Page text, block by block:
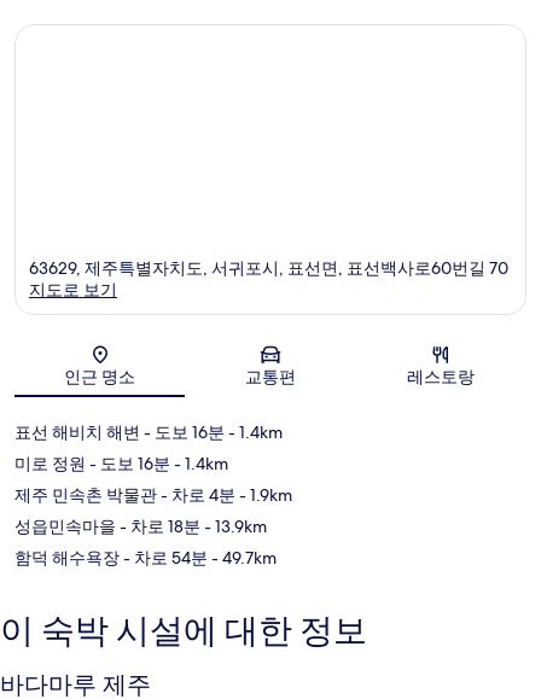
지도
63629, 제주특별자치도, 서귀포시, 표선면, 표선백사로60번길 70
지도로 보기
인근 명소 교통편 레스토랑
표선 해비치 해변 - 도보 16분 - 1.4km
미로 정원 - 도보 16분 - 1.4km
제주 민속촌 박물관- 차로 4분 - 1.9km
성읍민속마을 - 차로 18분 - 13.9km
함덕 해수욕장- 차로 54분 - 49.7km
이 숙박 시설에 대한 정보
바다마루 제주